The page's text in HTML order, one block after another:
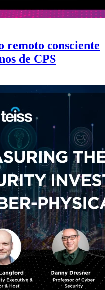
remoto consciente
de CPS